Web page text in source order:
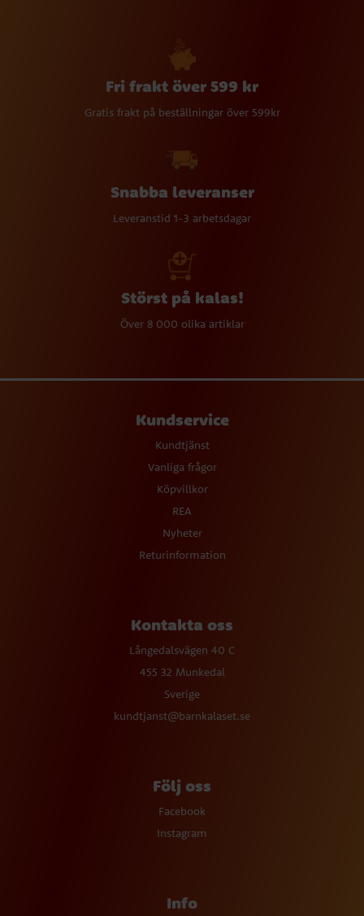
Fri frakt över 599 kr
Gratis frakt på beställningar över 599kr
Snabba leveranser
Leveranstid 1-3 arbetsdagar
Störst på kalas!
Över 8 000 olika artiklar
Kundservice
Kundtjänst
Vanliga frågor
Köpvillkor
REA
Nyheter
Returinformation
Kontakta oss
Långedalsvägen 40 C
455 32 Munkedal
Sverige
kundtjanst@barnkalaset.se
Följ oss
Facebook
Instagram
Info